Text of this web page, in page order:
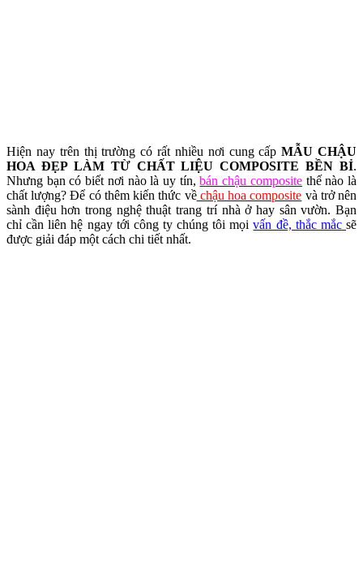
Hiện nay trên thị trường có rất nhiều nơi cung cấp MẪU CHẬU
HOA ĐẸP LÀM TỪ CHẤT LIỆU COMPOSITE BỀN BỈ.
Nhưng bạn có biết nơi nào là uy tín,bán chậu compositethế nào là
chất lượng? Để có thêm kiến thức vềchậu hoa composite và trở nên
sành điệu hơn trong nghệ thuật trang trí nhà ở hay sân vườn. Bạn
chỉ cần liên hệ ngay tới công ty chúng tôi mọivấn đề, thắc mắc sẽ
được giải đáp một cách chi tiết nhất.